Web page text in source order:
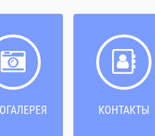
КОНТАКТЫ